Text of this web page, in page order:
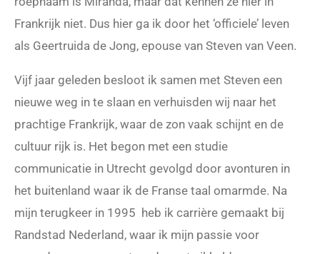
Frankrijk niet. Dus hier ga ik door het ‘officiele’ leven
als Geertruida de Jong, epouse van Steven van Veen.
Vijf jaar geleden besloot ik samen met Steven een
nieuwe weg in te slaan en verhuisden wij naar het
prachtige Frankrijk, waar de zon vaak schijnt en de
cultuur rijk is. Het begon met een studie
communicatie in Utrecht gevolgd door avonturen in
het buitenland waar ik de Franse taal omarmde. Na
mijn terugkeer in 1995 heb ik carrière gemaakt bij
Randstad Nederland, waar ik mijn passie voor